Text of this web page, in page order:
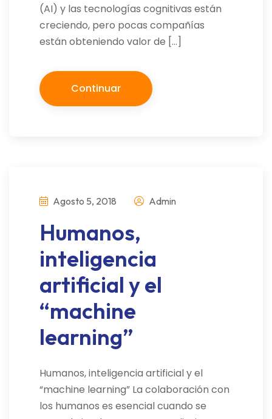
(AI) y las tecnologías cognitivas están
creciendo, pero pocas compañías
están obteniendo valor de […]
Continuar
Agosto 5, 2018 Admin
Humanos,
inteligencia
artificial y el
“machine
learning”
Humanos, inteligencia artificial y el
“machine learning” La colaboración con
los humanos es esencial cuando se